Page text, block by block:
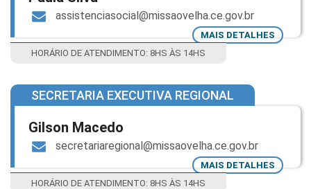
assistenciasocial@missaovelha.ce.gov.br
MAIS DETALHES
HORÁRIO DE ATENDIMENTO: 8HS ÀS 14HS
SECRETARIA EXECUTIVA REGIONAL
Gilson Macedo
secretariaregional@missaovelha.ce.gov.br
MAIS DETALHES
HORÁRIO DE ATENDIMENTO: 8HS ÀS 14HS